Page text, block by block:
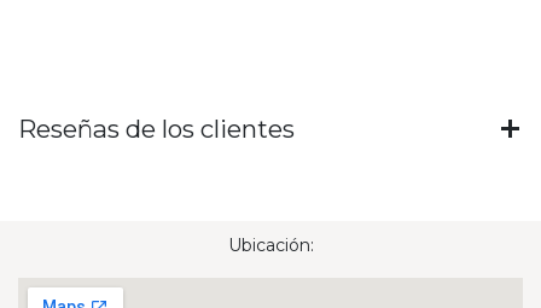
Reseñas de los clientes
Ubicación: